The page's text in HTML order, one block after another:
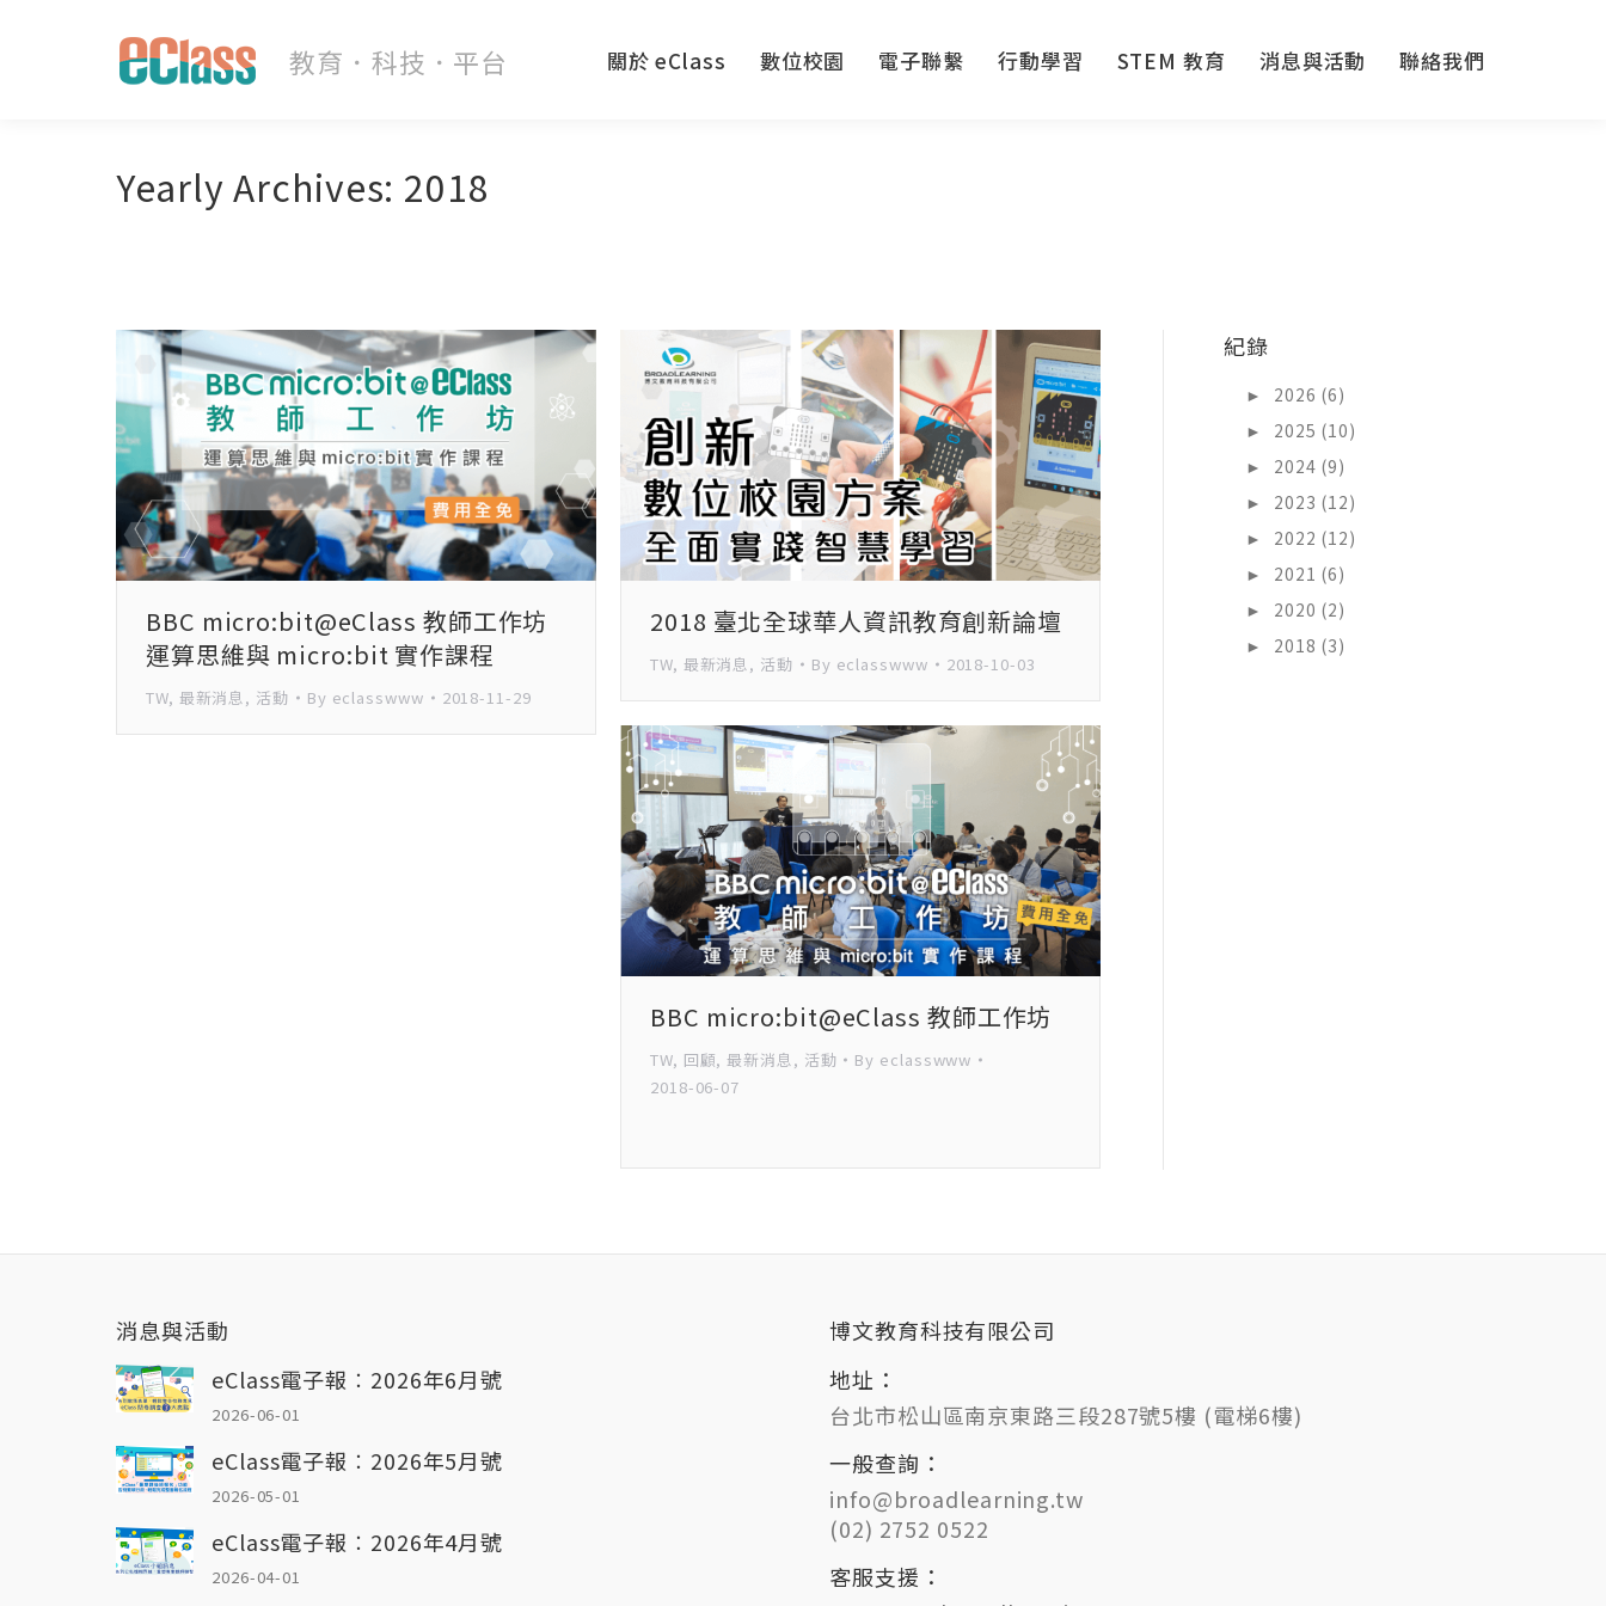
關於 eClass 數位校園 電子聯繫 行動學習 STEM 教育 消息與活動 聯絡我們
Yearly Archives: 2018
BBC micro:bit@eClass 教師工作坊
運算思維與 micro:bit 實作課程
TW, 最新消息, 活動 By eclasswww 2018-11-29
2018 臺北全球華人資訊教育創新論壇
TW, 最新消息, 活動 By eclasswww 2018-10-03
BBC micro:bit@eClass 教師工作坊
TW, 回顧,最新消息, 活動 By eclasswww
2018-06-07
紀錄
►
2026 (6)
►
2025 (10)
►
2024 (9)
►
2023 (12)
►
2022 (12)
►
2021 (6)
►
2020 (2)
►
2018 (3)
消息與活動
eClass電子報︰2026年6月號
2026-06-01
eClass電子報︰2026年5月號
2026-05-01
eClass電子報︰2026年4月號
2026-04-01
博文教育科技有限公司
地址：
台北市松山區南京東路三段287號5樓 (電梯6樓)
一般查詢：
info@broadlearning.tw
(02) 2752 0522
客服支援：